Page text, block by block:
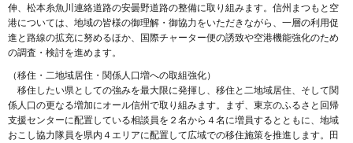
伸、松本糸魚川連絡道路の安曇野道路の整備に取り組みます。信州まつもと空
港については、地域の皆様の御理解・御協力をいただきながら、一層の利用促
進と路線の拡充に努めるほか、国際チャーター便の誘致や空港機能強化のため
の調査・検討を進めます。
（移住・二地域居住・関係人口増への取組強化）
移住したい県としての強みを最大限に発揮し、移住と二地域居住、そして関
係人口の更なる増加にオール信州で取り組みます。まず、東京のふるさと回帰
支援センターに配置している相談員を２名から４名に増員するとともに、地域
おこし協力隊員を県内４エリアに配置して広域での移住施策を推進します。田